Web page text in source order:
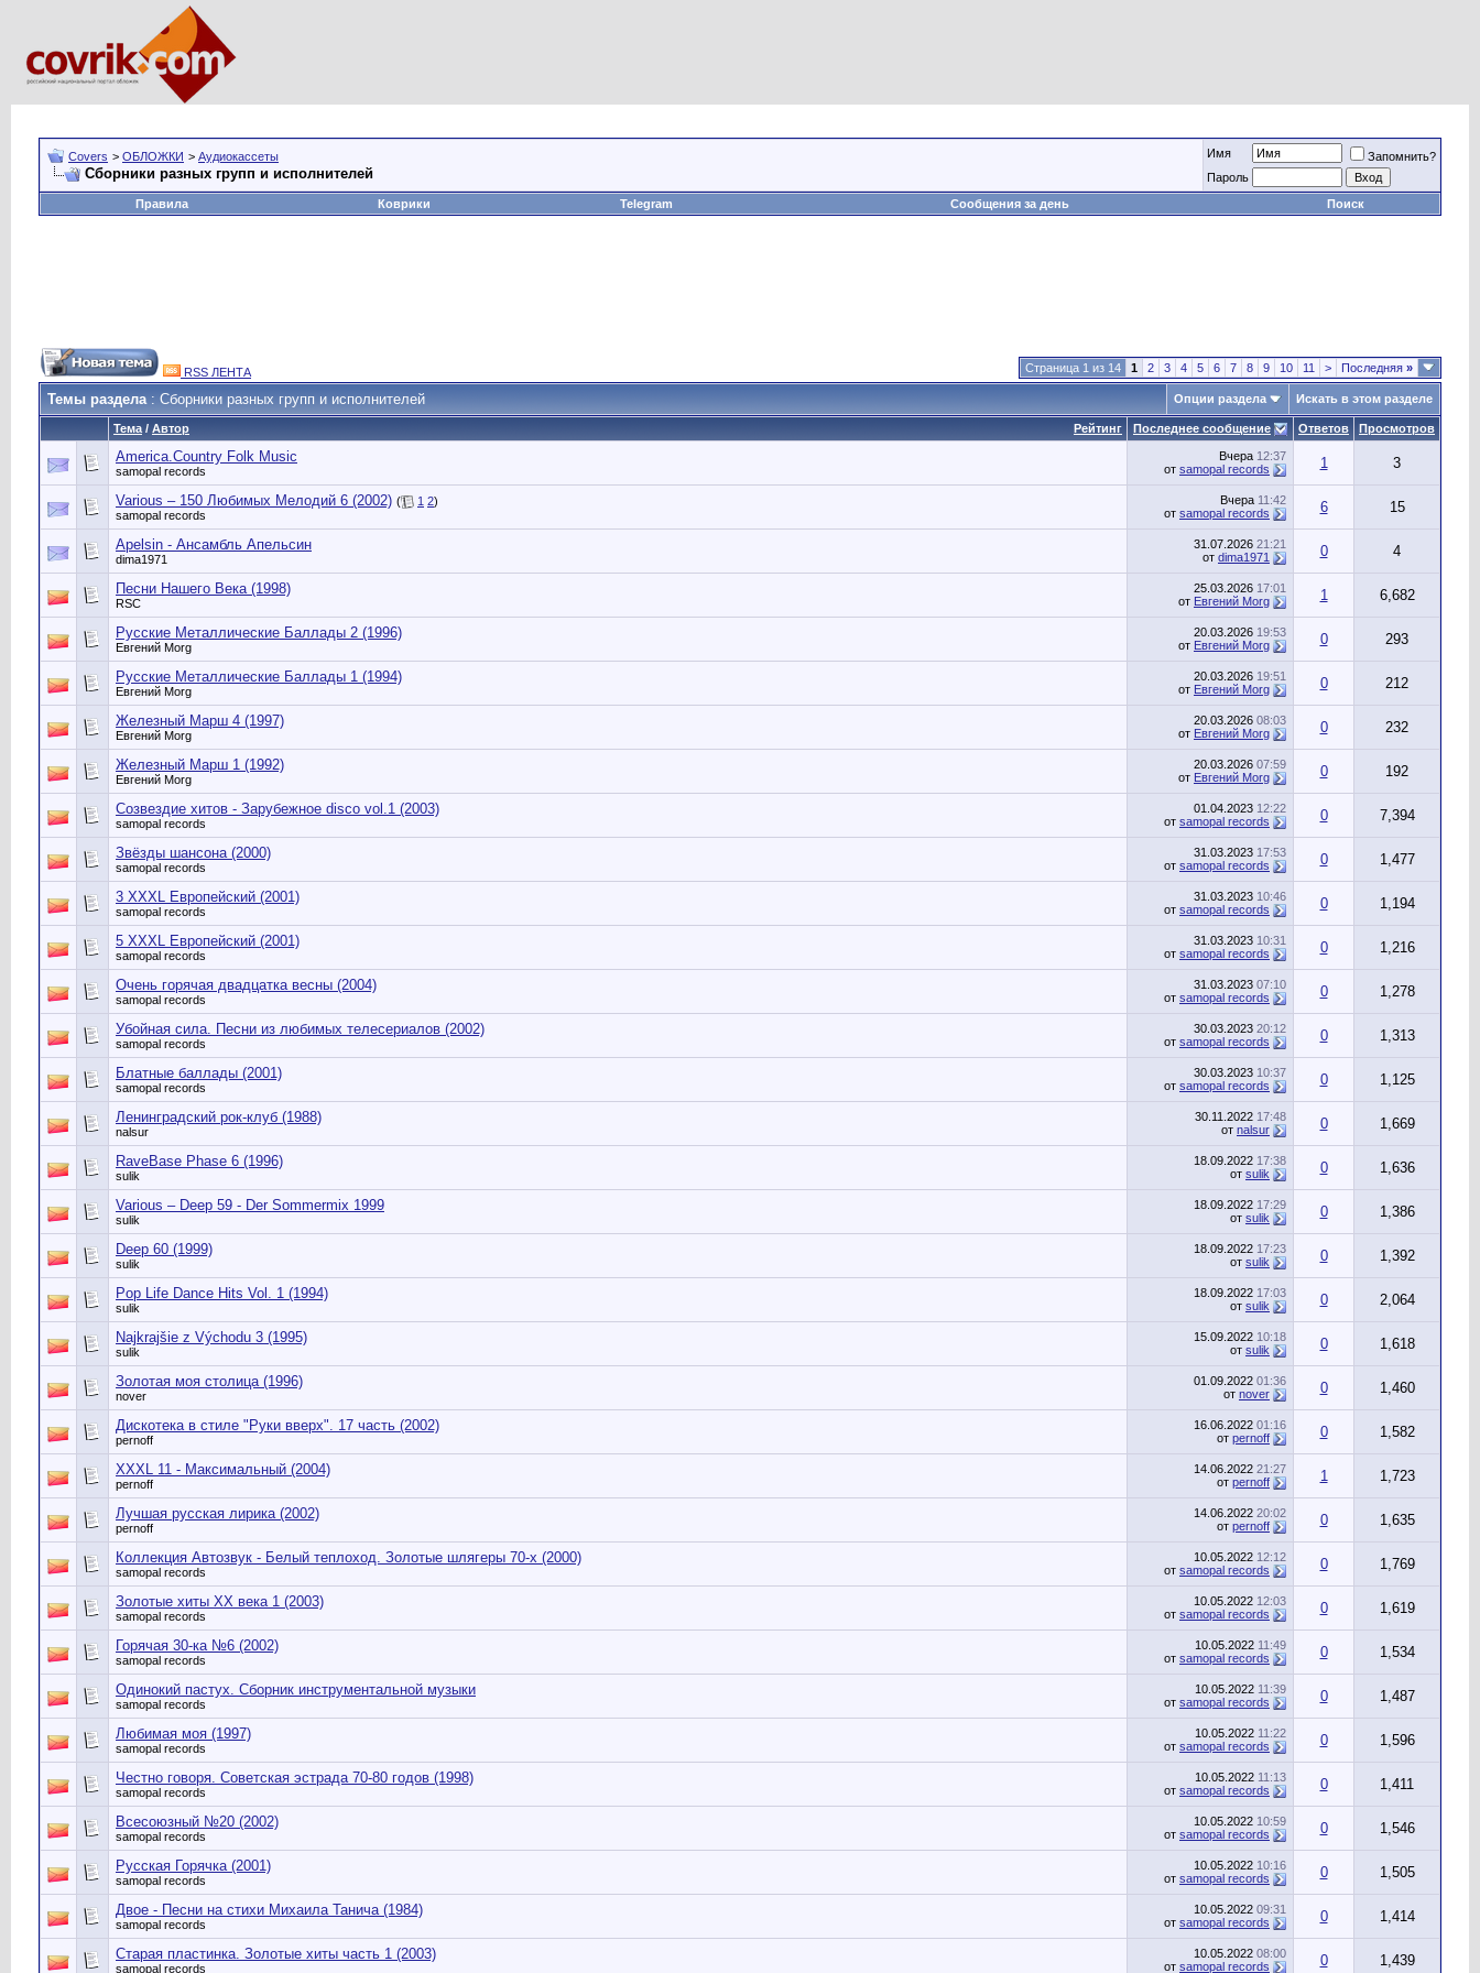
Covers > ОБЛОЖКИ > Аудиокассеты
Сборники разных групп и исполнителей
Имя
Запомнить?
Пароль
Правила
Коврики Telegram Сообщения за день Поиск
RSS ЛЕНТА Страница 1 из 14 1 2 3 4 5 6 7 8 9 10 11 > Последняя »
Темы раздела: Сборники разных групп и исполнителей Опции раздела Искать в этом разделе
Рейтинг
Тема / Автор Последнее сообщение Ответов Просмотров
America.Country Folk Music
samopal records
Вчера 12:37
от samopal records 1 3
Various – 150 Любимых Мелодий 6 (2002) ( 1 2)
samopal records
Вчера 11:42
от samopal records 6 15
Apelsin - Ансамбль Апельсин
dima1971
31.07.2026 21:21
от dima1971 0 4
Песни Нашего Века (1998)
RSC
25.03.2026 17:01
от Евгений Morg 1 6,682
Русские Металлические Баллады 2 (1996)
Евгений Morg
20.03.2026 19:53
от Евгений Morg 0 293
Русские Металлические Баллады 1 (1994)
Евгений Morg
20.03.2026 19:51
от Евгений Morg 0 212
Железный Марш 4 (1997)
Евгений Morg
20.03.2026 08:03
от Евгений Morg 0 232
Железный Марш 1 (1992)
Евгений Morg
20.03.2026 07:59
от Евгений Morg 0 192
Созвездие хитов - Зарубежное disco vol.1 (2003)
samopal records
01.04.2023 12:22
от samopal records 0 7,394
Звёзды шансона (2000)
samopal records
31.03.2023 17:53
от samopal records 0 1,477
3 XXXL Европейский (2001)
samopal records
31.03.2023 10:46
от samopal records 0 1,194
5 XXXL Европейский (2001)
samopal records
31.03.2023 10:31
от samopal records 0 1,216
Очень горячая двадцатка весны (2004)
samopal records
31.03.2023 07:10
от samopal records 0 1,278
Убойная сила. Песни из любимых телесериалов (2002)
samopal records
30.03.2023 20:12
от samopal records 0 1,313
Блатные баллады (2001)
samopal records
30.03.2023 10:37
от samopal records 0 1,125
Ленинградский рок-клуб (1988)
nalsur
30.11.2022 17:48
от nalsur 0 1,669
RaveBase Phase 6 (1996)
sulik
18.09.2022 17:38
от sulik 0 1,636
Various – Deep 59 - Der Sommermix 1999
sulik
18.09.2022 17:29
от sulik 0 1,386
Deep 60 (1999)
sulik
18.09.2022 17:23
от sulik 0 1,392
Pop Life Dance Hits Vol. 1 (1994)
sulik
18.09.2022 17:03
от sulik 0 2,064
Najkrajšie z Východu 3 (1995)
sulik
15.09.2022 10:18
от sulik 0 1,618
Золотая моя столица (1996)
nover
01.09.2022 01:36
от nover 0 1,460
Дискотека в стиле "Руки вверх". 17 часть (2002)
pernoff
16.06.2022 01:16
от pernoff 0 1,582
XXXL 11 - Максимальный (2004)
pernoff
14.06.2022 21:27
от pernoff 1 1,723
Лучшая русская лирика (2002)
pernoff
14.06.2022 20:02
от pernoff 0 1,635
Коллекция Автозвук - Белый теплоход. Золотые шлягеры 70-х (2000)
samopal records
10.05.2022 12:12
от samopal records 0 1,769
Золотые хиты ХХ века 1 (2003)
samopal records
10.05.2022 12:03
от samopal records 0 1,619
Горячая 30-ка №6 (2002)
samopal records
10.05.2022 11:49
от samopal records 0 1,534
Одинокий пастух. Сборник инструментальной музыки
samopal records
10.05.2022 11:39
от samopal records 0 1,487
Любимая моя (1997)
samopal records
10.05.2022 11:22
от samopal records 0 1,596
Честно говоря. Советская эстрада 70-80 годов (1998)
samopal records
10.05.2022 11:13
от samopal records 0 1,411
Всесоюзный №20 (2002)
samopal records
10.05.2022 10:59
от samopal records 0 1,546
Русская Горячка (2001)
samopal records
10.05.2022 10:16
от samopal records 0 1,505
Двое - Песни на стихи Михаила Танича (1984)
samopal records
10.05.2022 09:31
от samopal records 0 1,414
Старая пластинка. Золотые хиты часть 1 (2003)
samopal records
10.05.2022 08:00
от samopal records 0 1,439